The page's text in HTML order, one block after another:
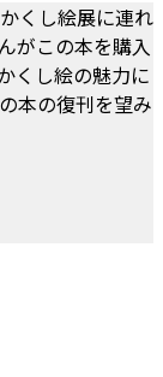
くし絵展に連れ
がこの本を購入
くし絵の魅力に
本の復刊を望み